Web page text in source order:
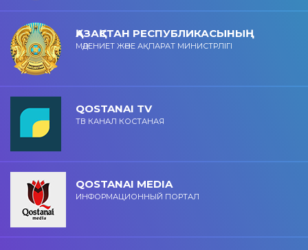
ҚАЗАҚСТАН РЕСПУБЛИКАСЫНЫҢ
МӘДЕНИЕТ ЖӘНЕ АҚПАРАТ МИНИСТРЛІГІ
QOSTANAI TV
ТВ КАНАЛ КОСТАНАЯ
QOSTANAI MEDIA
ИНФОРМАЦИОННЫЙ ПОРТАЛ